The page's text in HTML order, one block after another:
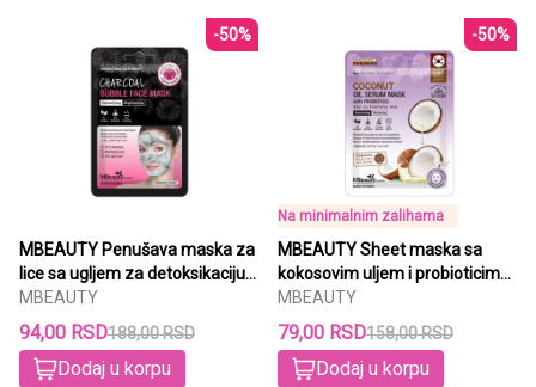
-50%
MBEAUTY Penušava maska za
lice sa ugljem za detoksikaciju
kože 20 ml
MBEAUTY
94,00 RSD188,00 RSD
Dodaj u korpu
-50%
Na minimalnim zalihama
MBEAUTY Sheet maska sa
kokosovim uljem i probioticima
22ml
MBEAUTY
79,00 RSD158,00 RSD
Dodaj u korpu